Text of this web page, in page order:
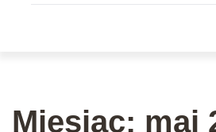
Miesiąc: maj